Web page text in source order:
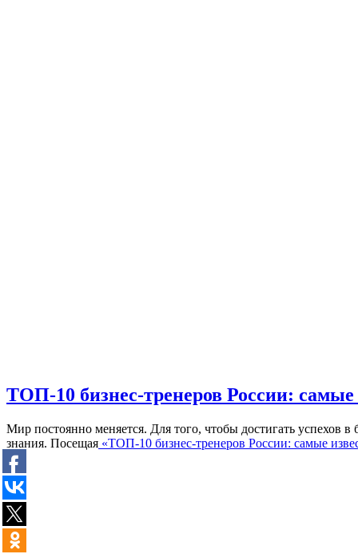
ТОП-10 бизнес-тренеров России:
Мир постоянно меняется. Для того, чтобы достигать успехов
знания. Посещая «ТОП-10 бизнес-тренеров России: самые